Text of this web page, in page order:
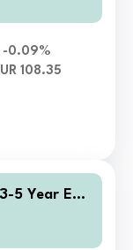
-0.09%
108.35
5 Year EM